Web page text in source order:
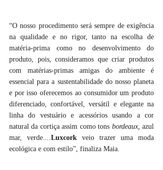
“O nosso procedimento será sempre de exigência
na qualidade e no rigor, tanto na escolha de
matéria-prima como no desenvolvimento do
produto, pois, consideramos que criar produtos
com matérias-primas amigas do ambiente é
essencial para a sustentabilidade do nosso planeta
e por isso oferecemos ao consumidor um produto
diferenciado, confortável, versátil e elegante na
linha do vestuário e acessórios usando a cor
natural da cortiça assim como tons bordeaux, azul
mar, verde....Luxcork veio trazer uma moda
ecológica e com estilo”, finaliza Maia.